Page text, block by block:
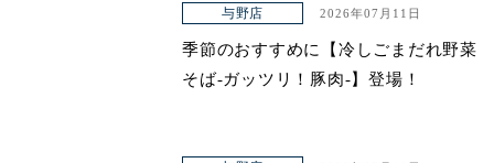
与野店 2026年07月11日
季節のおすすめに【冷しごまだれ野菜
そば-ガッツリ！豚肉-】登場！